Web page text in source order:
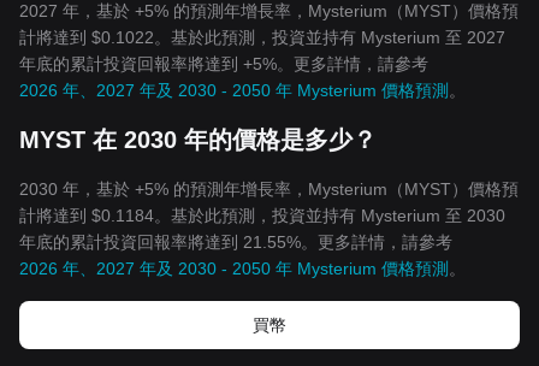
2027 年，基於 +5% 的預測年增長率，Mysterium（MYST）價格預
計將達到 $0.1022。基於此預測，投資並持有 Mysterium 至 2027
年底的累計投資回報率將達到 +5%。更多詳情，請參考
2026 年、2027 年及 2030 - 2050 年 Mysterium 價格預測 。
MYST 在 2030 年的價格是多少？
2030 年，基於 +5% 的預測年增長率，Mysterium（MYST）價格預
計將達到 $0.1184。基於此預測，投資並持有 Mysterium 至 2030
年底的累計投資回報率將達到 21.55%。更多詳情，請參考
2026 年、2027 年及 2030 - 2050 年 Mysterium 價格預測 。
買幣